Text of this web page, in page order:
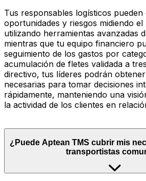
Tus responsables logísticos pueden
oportunidades y riesgos midiendo
utilizando herramientas avanzadas
mientras que tu equipo financiero
seguimiento de los gastos por
acumulación de fletes validada a
directivo, tus líderes podrán
necesarias para tomar decisiones
rápidamente, manteniendo una
la actividad de los clientes en
¿Puede Aptean TMS cubrir mis
transportistas